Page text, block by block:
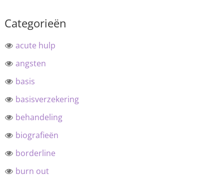
Categorieën
acute hulp
angsten
basis
basisverzekering
behandeling
biografieën
borderline
burn out